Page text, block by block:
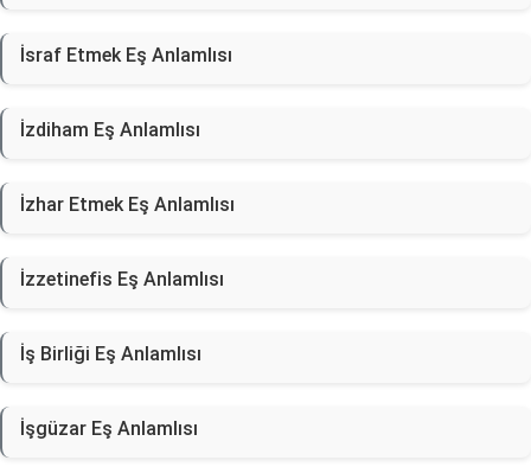
İsraf Etmek Eş Anlamlısı
İzdiham Eş Anlamlısı
İzhar Etmek Eş Anlamlısı
İzzetinefis Eş Anlamlısı
İş Birliği Eş Anlamlısı
İşgüzar Eş Anlamlısı